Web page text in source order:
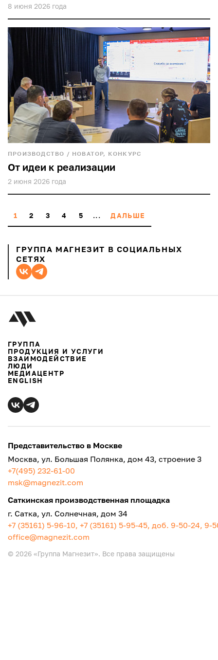
8 июня 2026 года
ПРОИЗВОДСТВО / НОВАТОР, КОНКУРС
От идеи к реализации
2 июня 2026 года
1 2 3 4 5 ... ДАЛЬШЕ
ГРУППА МАГНЕЗИТ В СОЦИАЛЬНЫХ
СЕТЯХ
ГРУППА
ПРОДУКЦИЯ И УСЛУГИ
ВЗАИМОДЕЙСТВИЕ
ЛЮДИ
МЕДИАЦЕНТР
ENGLISH
Представительство в Москве
Москва, ул. Большая Полянка, дом 43, строение 3
+7(495) 232-61-00
msk@magnezit.com
Саткинская производственная площадка
г. Сатка, ул. Солнечная, дом 34
+7 (35161) 5-96-10, +7 (35161) 5-95-45, доб. 9-50-24, 9-
office@magnezit.com
© 2026 «Группа Магнезит». Все права защищены